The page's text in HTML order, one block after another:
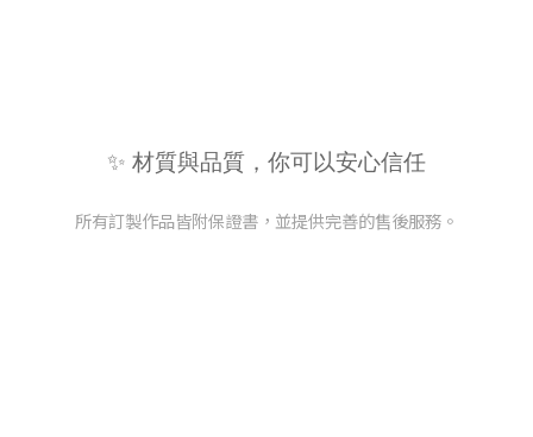
✨ 材質與品質，你可以安心信任
所有訂製作品皆附保證書，並提供完善的售後服務。